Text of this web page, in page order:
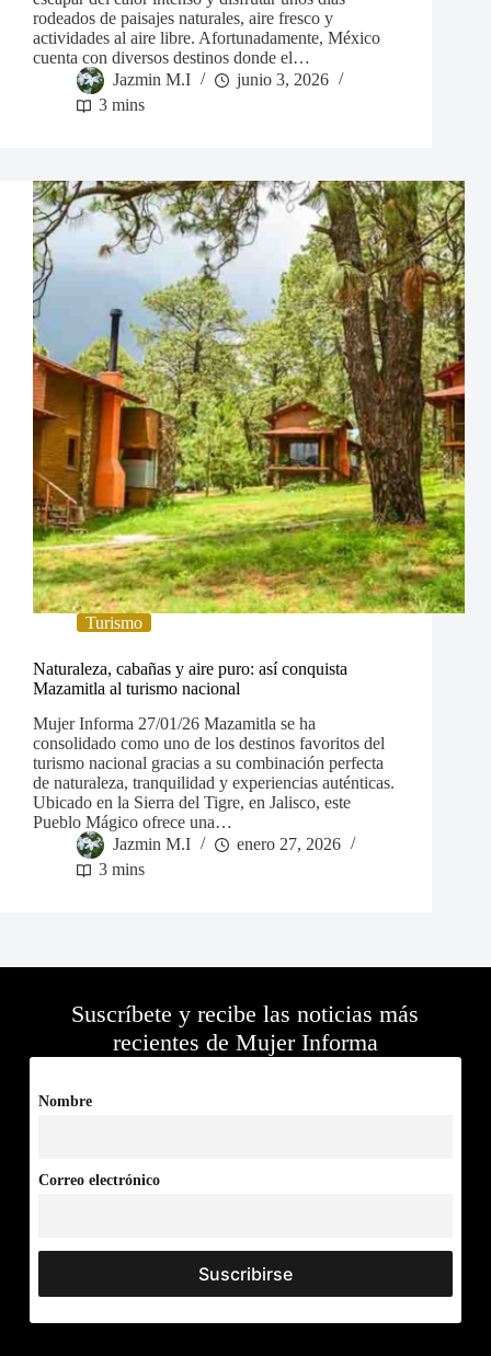
rodeados de paisajes naturales, aire fresco y
actividades al aire libre. Afortunadamente, México
cuenta con diversos destinos donde el…
Jazmin M.I
junio 3, 2026
3 mins
Turismo
Naturaleza, cabañas y aire puro: así conquista
Mazamitla al turismo nacional
Mujer Informa 27/01/26 Mazamitla se ha
consolidado como uno de los destinos favoritos del
turismo nacional gracias a su combinación perfecta
de naturaleza, tranquilidad y experiencias auténticas.
Ubicado en la Sierra del Tigre, en Jalisco, este
Pueblo Mágico ofrece una…
Jazmin M.I
enero 27, 2026
3 mins
Suscríbete y recibe las noticias más
recientes de Mujer Informa
Nombre
Correo electrónico